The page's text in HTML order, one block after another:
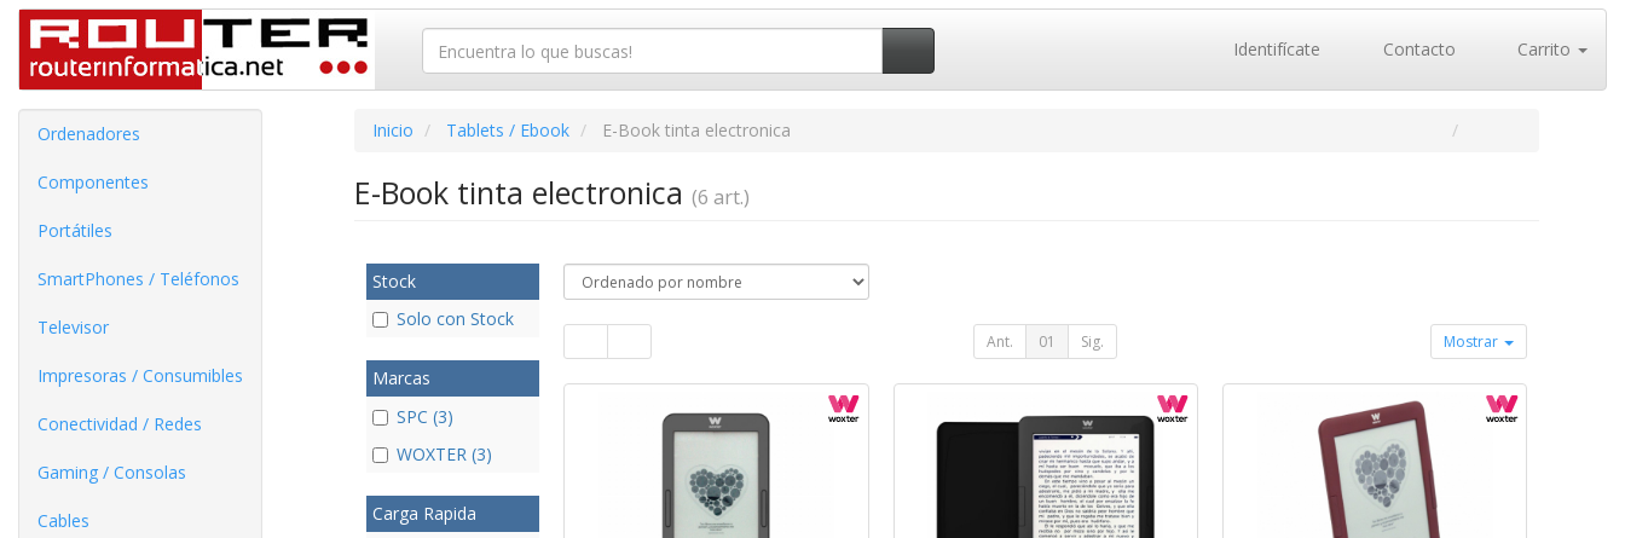
Identifícate Contacto Carrito
Ordenadores
Componentes
Portátiles
SmartPhones / Teléfonos
Televisor
Impresoras / Consumibles
Conectividad / Redes
Gaming / Consolas
Cables
Inicio Tablets / Ebook E-Book tinta electronica
E-Book tinta electronica (6 art.)
Stock
Solo con Stock
Marcas
SPC (3)
WOXTER (3)
Carga Rapida
Ant. 01 Sig. Mostrar